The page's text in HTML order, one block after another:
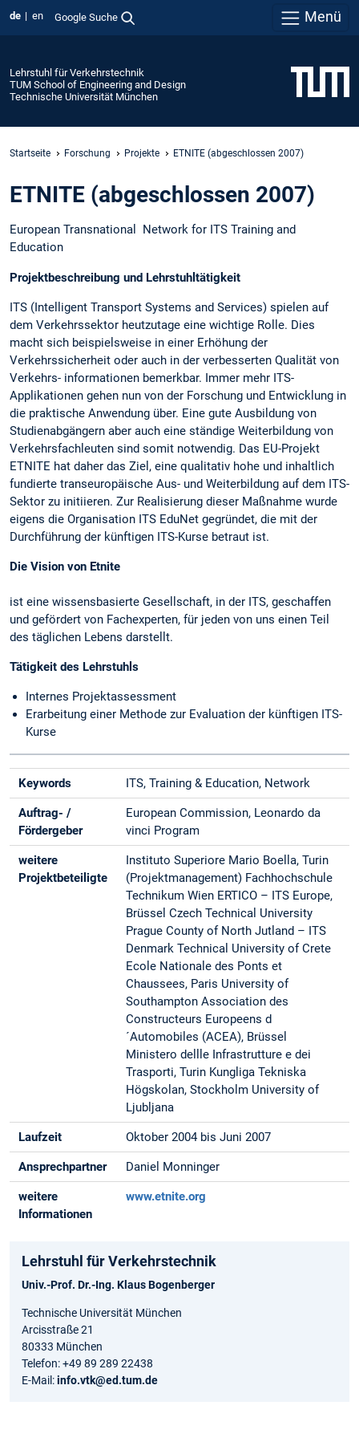
de en Google Suche Menü
Lehrstuhl für Verkehrstechnik
TUM School of Engineering and Design
Technische Universität München
Startseite Forschung Projekte ETNITE (abgeschlossen 2007)
ETNITE (abgeschlossen 2007)
European Transnational Network for ITS Training and
Education
Projektbeschreibung und Lehrstuhltätigkeit
ITS (Intelligent Transport Systems and Services) spielen auf
dem Verkehrssektor heutzutage eine wichtige Rolle. Dies
macht sich beispielsweise in einer Erhöhung der
Verkehrssicherheit oder auch in der verbesserten Qualität von
Verkehrs- informationen bemerkbar. Immer mehr ITS-
Applikationen gehen nun von der Forschung und Entwicklung in
die praktische Anwendung über. Eine gute Ausbildung von
Studienabgängern aber auch eine ständige Weiterbildung von
Verkehrsfachleuten sind somit notwendig. Das EU-Projekt
ETNITE hat daher das Ziel, eine qualitativ hohe und inhaltlich
fundierte transeuropäische Aus- und Weiterbildung auf dem ITS-
Sektor zu initiieren. Zur Realisierung dieser Maßnahme wurde
eigens die Organisation ITS EduNet gegründet, die mit der
Durchführung der künftigen ITS-Kurse betraut ist.
Die Vision von Etnite
ist eine wissensbasierte Gesellschaft, in der ITS, geschaffen
und gefördert von Fachexperten, für jeden von uns einen Teil
des täglichen Lebens darstellt.
Tätigkeit des Lehrstuhls
Internes Projektassessment
Erarbeitung einer Methode zur Evaluation der künftigen ITS-
Kurse
Keywords ITS, Training & Education, Network
Auftrag- /
Fördergeber
European Commission, Leonardo da
vinci Program
weitere
Projektbeteiligte
Instituto Superiore Mario Boella, Turin
(Projektmanagement) Fachhochschule
Technikum Wien ERTICO – ITS Europe,
Brüssel Czech Technical University
Prague County of North Jutland – ITS
Denmark Technical University of Crete
Ecole Nationale des Ponts et
Chaussees, Paris University of
Southampton Association des
Constructeurs Europeens d
´Automobiles (ACEA), Brüssel
Ministero dellle Infrastrutture e dei
Trasporti, Turin Kungliga Tekniska
Högskolan, Stockholm University of
Ljubljana
Laufzeit Oktober 2004 bis Juni 2007
Ansprechpartner Daniel Monninger
weitere
Informationen
www.etnite.org
Lehrstuhl für Verkehrstechnik
Univ.-Prof. Dr.-Ing. Klaus Bogenberger
Technische Universität München
Arcisstraße 21
80333 München
Telefon: +49 89 289 22438
E-Mail:info.vtk@ed.tum.de